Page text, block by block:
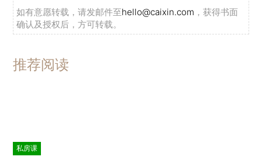
如有意愿转载，请发邮件至hello@caixin.com ，获得书面
确认及授权后，方可转载。
推荐阅读
私房课